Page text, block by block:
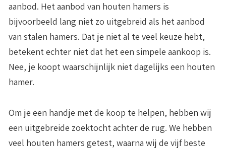
aanbod. Het aanbod van houten hamers is
bijvoorbeeld lang niet zo uitgebreid als het aanbod
van stalen hamers. Dat je niet al te veel keuze hebt,
betekent echter niet dat het een simpele aankoop is.
Nee, je koopt waarschijnlijk niet dagelijks een houten
hamer.
Om je een handje met de koop te helpen, hebben wij
een uitgebreide zoektocht achter de rug. We hebben
veel houten hamers getest, waarna wij de vijf beste